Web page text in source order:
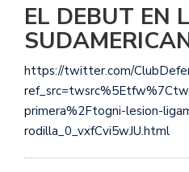
— Defensa
EL DEBUT EN
https://twitter.com/
primera%2Ftogni-lesion-
rodilla_0_vxfCvi5wJU.html